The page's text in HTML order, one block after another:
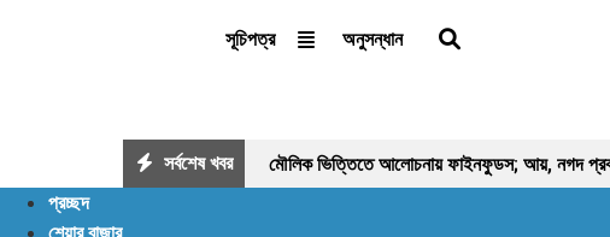
সূচিপত্র অনুসন্ধান
সর্বশেষ খবর মৌলিক ভিত্তিতে আলোচনায় ফাইনফুডস; আয়, নগদ
প্রচ্ছদ